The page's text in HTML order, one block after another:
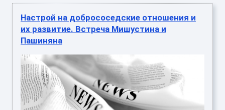
Настрой на добрососедские отношения и
их развитие. Встреча Мишустина и
Пашиняна